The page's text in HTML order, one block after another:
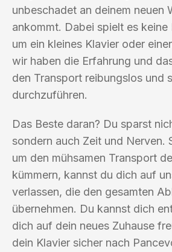
unbeschadet an deinem neuen
ankommt. Dabei spielt es keine
um ein kleines Klavier oder
wir haben die Erfahrung und
den Transport reibungslos und
durchzuführen.
Das Beste daran? Du sparst
sondern auch Zeit und Nerven.
um den mühsamen Transport
kümmern, kannst du dich auf
verlassen, die den gesamten
übernehmen. Du kannst dich
dich auf dein neues Zuhause
dein Klavier sicher nach